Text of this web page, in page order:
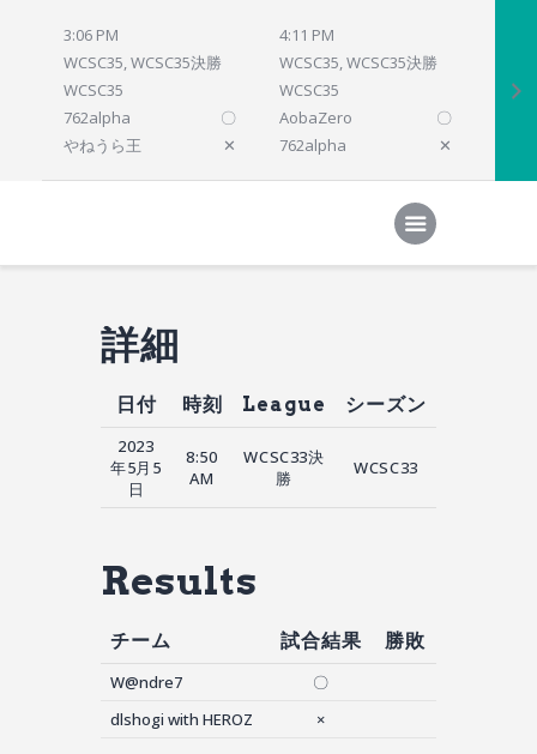
3:06 PM
WCSC35, WCSC35決勝
WCSC35
762alpha
〇
やねうら王
✕
4:11 PM
WCSC35, WCSC35決勝
WCSC35
AobaZero
〇
762alpha
✕
Home
参加プログラム
詳細
日付 時刻 League シーズン
2023
年5月5
日
8:50
AM
WCSC33決
勝
WCSC33
Results
チーム 試合結果 勝敗
W@ndre7
〇
dlshogi with HEROZ
×